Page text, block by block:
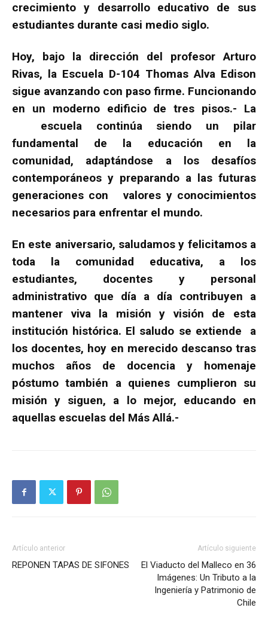
crecimiento y desarrollo educativo de sus
estudiantes durante casi medio siglo.
Hoy, bajo la dirección del profesor Arturo
Rivas, la Escuela D-104 Thomas Alva Edison
sigue avanzando con paso firme. Funcionando
en un moderno edificio de tres pisos.- La
escuela continúa siendo un pilar
fundamental de la educación en la
comunidad, adaptándose a los desafíos
contemporáneos y preparando a las futuras
generaciones con valores y conocimientos
necesarios para enfrentar el mundo.
En este aniversario, saludamos y felicitamos a
toda la comunidad educativa, a los
estudiantes, docentes y personal
administrativo que día a día contribuyen a
mantener viva la misión y visión de esta
institución histórica. El saludo se extiende a
los docentes, hoy en merecido descanso tras
muchos años de docencia y homenaje
póstumo también a quienes cumplieron su
misión y siguen, a lo mejor, educando en
aquellas escuelas del Más Allá.-
Artículo anterior
REPONEN TAPAS DE SIFONES
Artículo siguiente
El Viaducto del Malleco en 36
Imágenes: Un Tributo a la
Ingeniería y Patrimonio de
Chile